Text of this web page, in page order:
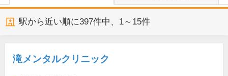
駅から近い順に397件中、 1～15件
滝メンタルクリニック